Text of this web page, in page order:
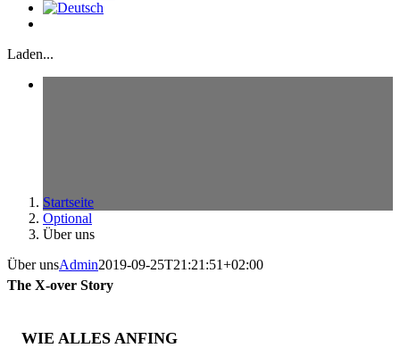
Laden...
Startseite
Optional
Über uns
Über unsAdmin2019-09-25T21:21:51+02:00
The X-over Story
WIE ALLES ANFING